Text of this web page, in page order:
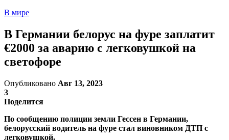
В мире
В Германии белорус на фуре заплатит
€2000 за аварию с легковушкой на
светофоре
Опубликовано Авг 13, 2023
3
Поделится
По сообщению полиции земли Гессен в Германии,
белорусский водитель на фуре стал виновником ДТП с
легковушкой.